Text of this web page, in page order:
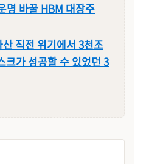
명 바꿀 HBM 대장주
직전 위기에서 3천조
크가 성공할 수 있었던 3